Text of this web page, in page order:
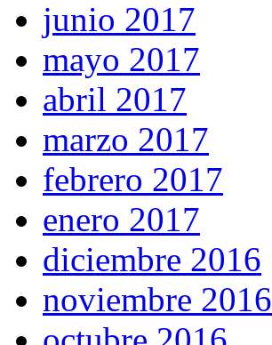
junio 2017
mayo 2017
abril 2017
marzo 2017
febrero 2017
enero 2017
diciembre 2016
noviembre 2016